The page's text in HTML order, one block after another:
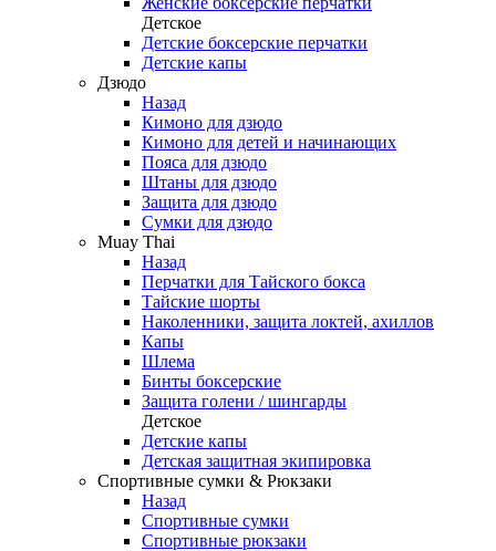
Детское
Детские боксерские перчатки
Детские капы
Дзюдо
Назад
Кимоно для дзюдо
Кимоно для детей и начинающих
Пояса для дзюдо
Штаны для дзюдо
Защита для дзюдо
Сумки для дзюдо
Muay Thai
Назад
Перчатки для Тайского бокса
Тайские шорты
Наколенники, защита локтей, ахиллов
Капы
Шлема
Бинты боксерские
Защита голени / шингарды
Детское
Детские капы
Детская защитная экипировка
Спортивные сумки & Рюкзаки
Назад
Спортивные сумки
Спортивные рюкзаки